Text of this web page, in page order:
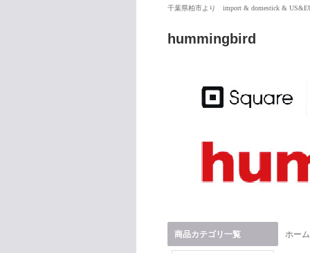
千葉県柏市より import & domestick &
hummingbird
商品カテゴリ一覧 ホーム